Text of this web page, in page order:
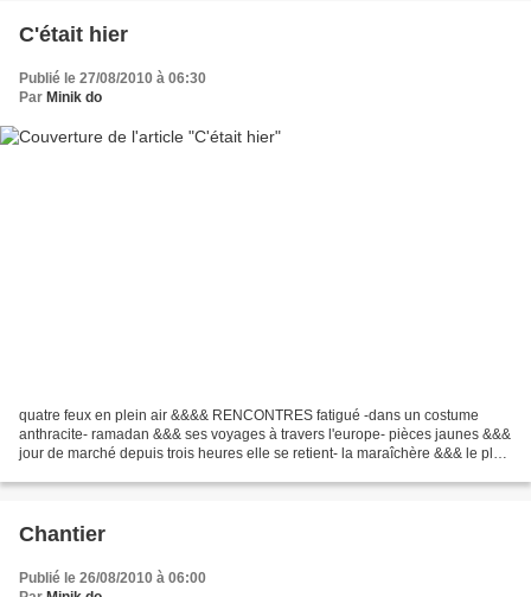
C'était hier
Publié le 27/08/2010 à 06:30
Par Minik do
quatre feux en plein air &&&& RENCONTRES fatigué -dans un costume
anthracite- ramadan &&& ses voyages à travers l'europe- pièces jaunes &&&
jour de marché depuis trois heures elle se retient- la maraîchère &&& le plus
Chantier
Publié le 26/08/2010 à 06:00